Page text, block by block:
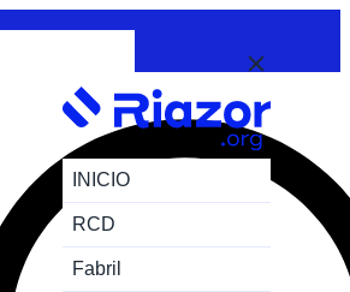
INICIO
RCD
Fabril